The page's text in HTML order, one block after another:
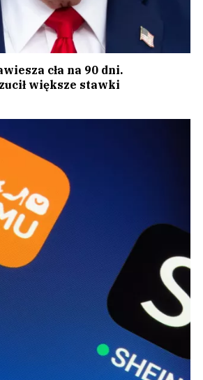
cła na 90 dni.
większe stawki